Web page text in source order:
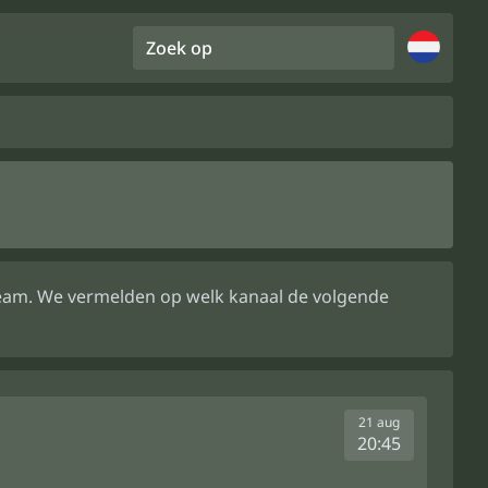
Zoek op
We vermelden op welk kanaal de volgende
21 aug
20:45